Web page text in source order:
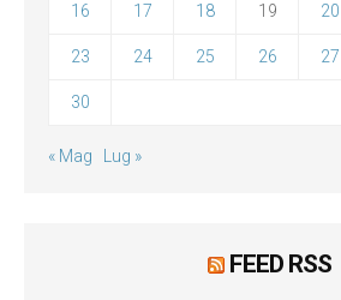
16 17 18 19 20
23 24 25 26 27
30
« Mag Lug »
FEED RSS